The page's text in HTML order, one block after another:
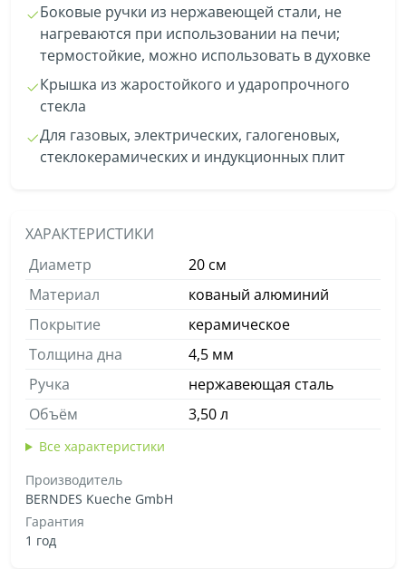
Боковые ручки из нержавеющей стали, не
нагреваются при использовании на печи;
термостойкие, можно использовать в духовке
Крышка из жаростойкого и ударопрочного
стекла
Для газовых, электрических, галогеновых,
стеклокерамических и индукционных плит
ХАРАКТЕРИСТИКИ
Диаметр
20 см
Материал
кованый алюминий
Покрытие
керамическое
Толщина дна
4,5 мм
Ручка
нержавеющая сталь
Объём
3,50 л
Все характеристики
Производитель
BERNDES Kueche GmbH
Гарантия
1 год